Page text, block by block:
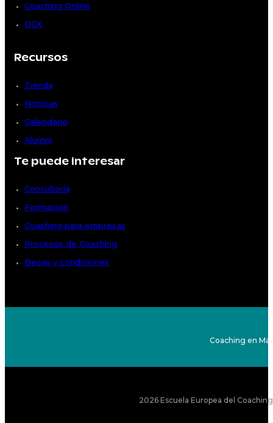
Coaching Online
DCX
Recursos
Tienda
Noticias
Calendario
Alumni
Te puede interesar
Consultoría
Formación
Coaching para empresas
Procesos de Coaching
Becas y condiciones
Coaching en
2026 Escuela Europea del Coaching